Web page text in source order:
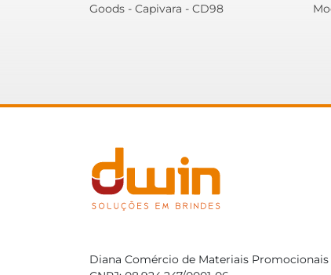
Goods - Capivara - CD98
Diana Comércio de Materiais Promocionais